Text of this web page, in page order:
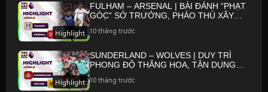
Highlight
FULHAM – ARSENAL | BÀI ĐÁNH “PHẠT
GÓC” SỞ TRƯỞNG, PHÁO THỦ XÂY
25/26
10 tháng trước
Highlight
SUNDERLAND – WOLVES | DUY TRÌ
PHONG ĐỘ THĂNG HOA, TẬN DỤNG
10 tháng trước